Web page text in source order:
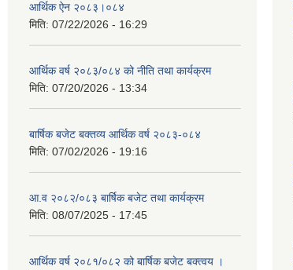
आर्थिक ऐन २०८३।०८४
मिति: 07/22/2026 - 16:29
आर्थिक वर्ष २०८३/०८४ को नीति तथा कार्यक्रम
मिति: 07/20/2026 - 13:34
बार्षिक बजेट बक्तव्य आर्थिक वर्ष २०८३-०८४
मिति: 07/02/2026 - 19:16
आ.व २०८२/०८३ बार्षिक बजेट तथा कार्यक्रम
मिति: 08/07/2025 - 17:45
आर्थिक वर्ष २०८१/०८२ को बार्षिक बजेट बक्त्वय ।